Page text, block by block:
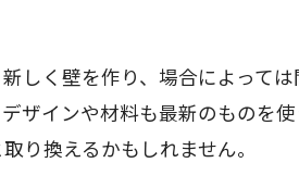
しく壁を作り、場合によって
ザインや材料も最新のものを使
り換えるかもしれません。